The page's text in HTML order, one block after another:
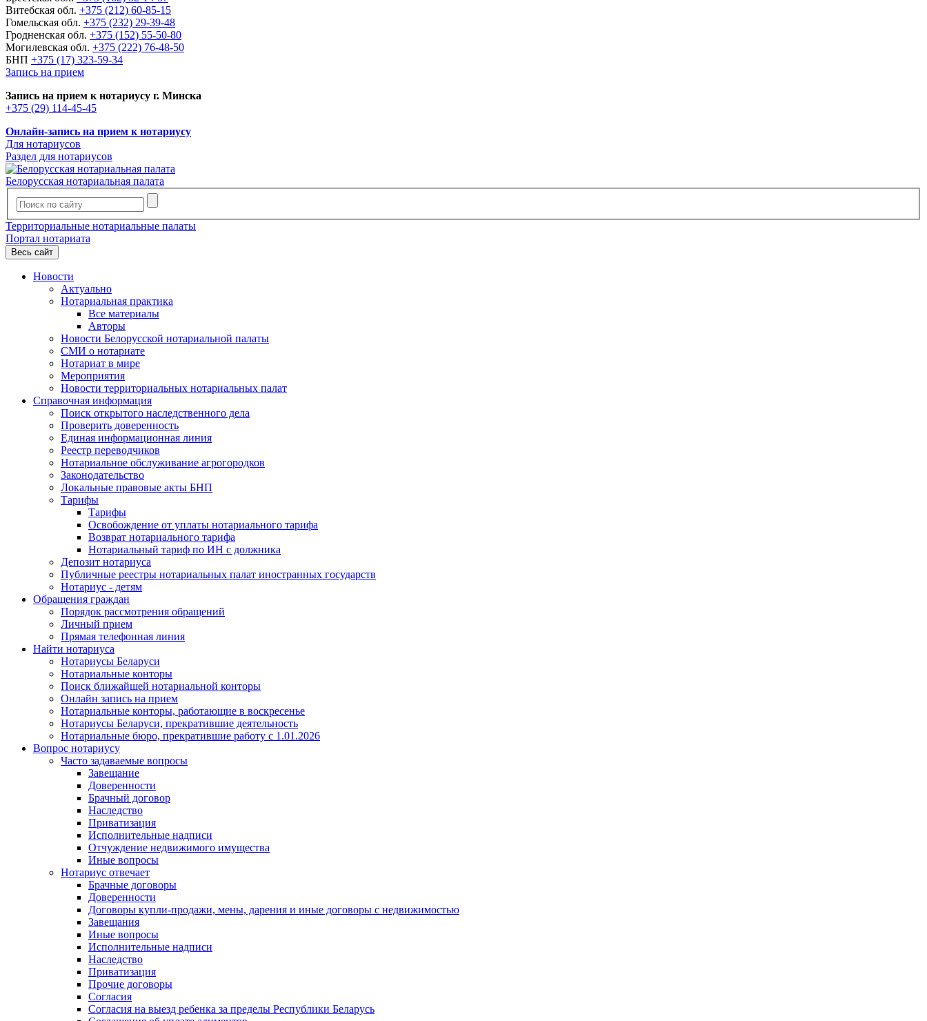
Витебская обл. +375 (212) 60-85-15
Гомельская обл. +375 (232) 29-39-48
Гродненская обл. +375 (152) 55-50-80
Могилевская обл. +375 (222) 76-48-50
БНП +375 (17) 323-59-34
Запись на прием
Запись на прием к нотариусу г. Минска
+375 (29) 114-45-45
Онлайн-запись на прием к нотариусу
Для нотариусов
Раздел для нотариусов
Белорусская нотариальная палата
Территориальные нотариальные палаты
Портал нотариата
Весь сайт
Новости
Актуально
Нотариальная практика
Все материалы
Авторы
Новости Белорусской нотариальной палаты
СМИ о нотариате
Нотариат в мире
Мероприятия
Новости территориальных нотариальных палат
Справочная информация
Поиск открытого наследственного дела
Проверить доверенность
Единая информационная линия
Реестр переводчиков
Нотариальное обслуживание агрогородков
Законодательство
Локальные правовые акты БНП
Тарифы
Тарифы
Освобождение от уплаты нотариального тарифа
Возврат нотариального тарифа
Нотариальный тариф по ИН с должника
Депозит нотариуса
Публичные реестры нотариальных палат иностранных государств
Нотариус - детям
Обращения граждан
Порядок рассмотрения обращений
Личный прием
Прямая телефонная линия
Найти нотариуса
Нотариусы Беларуси
Нотариальные конторы
Поиск ближайшей нотариальной конторы
Онлайн запись на прием
Нотариальные конторы, работающие в воскресенье
Нотариусы Беларуси, прекратившие деятельность
Нотариальные бюро, прекратившие работу с 1.01.2026
Вопрос нотариусу
Часто задаваемые вопросы
Завещание
Доверенности
Брачный договор
Наследство
Приватизация
Исполнительные надписи
Отчуждение недвижимого имущества
Иные вопросы
Нотариус отвечает
Брачные договоры
Доверенности
Договоры купли-продажи, мены, дарения и иные договоры с недвижимостью
Завещания
Иные вопросы
Исполнительные надписи
Наследство
Приватизация
Прочие договоры
Согласия
Согласия на выезд ребенка за пределы Республики Беларусь